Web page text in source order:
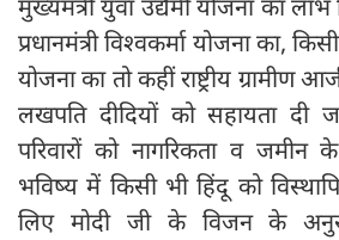
मुख्यमंत्री युवा उद्यमी योजना का
प्रधानमंत्री विश्वकर्मा योजना का,
योजना का तो कहीं राष्ट्रीय ग्रामीण
लखपति दीदियों को सहायता दी
परिवारों को नागरिकता व जमीन
भविष्य में किसी भी हिंदू को
लिए मोदी जी के विजन के